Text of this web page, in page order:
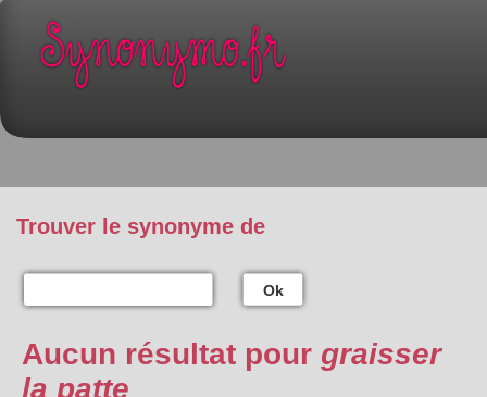
Trouver le synonyme de
Ok
Aucun résultat pour graisser
la patte